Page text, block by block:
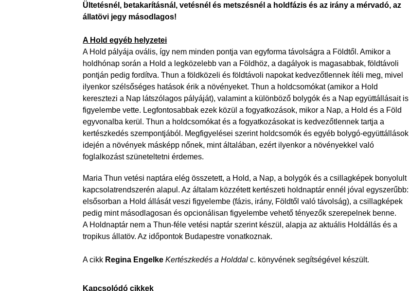
Ültetésnél, betakarításnál,vetésnél és metszésnél a holdfázis és az irány a mérvadó, az
állatövi jegy másodlagos!
A Hold egyéb helyzetei
A Hold pályája ovális, így nem minden pontja van egyforma távolságra a Földtől. Amikor a
holdhónap során a Hold a legközelebb van a Földhöz, a dagályok is magasabbak, földtávoli
pontján pedig fordítva. Thun a földközeli és földtávoli napokat kedvezőtlennek ítéli meg, mivel
ilyenkor szélsőséges hatások érik a növényeket. Thun a holdcsomókat (amikor a Hold
keresztezi a Nap látszólagos pályáját), valamint a különböző bolygók és a Nap együttállásait is
figyelembe vette. Legfontosabbak ezek közül a fogyatkozások, mikor a Nap, a Hold és a Föld
egyvonalba kerül. Thun a holdcsomókat és a fogyatkozásokat is kedvezőtlennek tartja a
kertészkedés szempontjából. Megfigyelései szerint holdcsomók és egyéb bolygó-együttállások
idején a növények másképp nőnek, mint általában, ezért ilyenkor a növényekkel való
foglalkozást szüneteltetni érdemes.
Maria Thun vetési naptára elég összetett, a Hold, a Nap, a bolygók és a csillagképek bonyolult
kapcsolatrendszerén alapul. Az általam közzétett kertészeti holdnaptár ennél jóval egyszerűbb:
elsősorban a Hold állását veszi figyelembe (fázis, irány, Földtől való távolság), a csillagképek
pedig mint másodlagosan és opcionálisan figyelembe vehető tényezők szerepelnek benne.
A Holdnaptár nem a Thun-féle vetési naptár szerint készül, alapja az aktuális Holdállás és a
tropikus állatöv. Az időpontok Budapestre vonatkoznak.
A cikk Regina Engelke Kertészkedés a Holddal c. könyvének segítségével készült.
Kapcsolódó cikkek